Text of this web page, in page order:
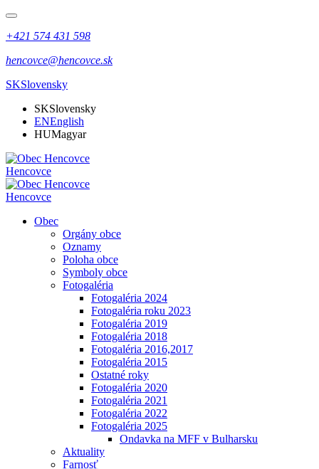
+421 574 431 598
hencovce@hencovce.sk
SKSlovensky
SKSlovensky
ENEnglish
HUMagyar
Hencovce
Hencovce
Obec
Orgány obce
Oznamy
Poloha obce
Symboly obce
Fotogaléria
Fotogaléria 2024
Fotogaléria roku 2023
Fotogaléria 2019
Fotogaléria 2018
Fotogaléria 2016,2017
Fotogaléria 2015
Ostatné roky
Fotogaléria 2020
Fotogaléria 2021
Fotogaléria 2022
Fotogaléria 2025
Ondavka na MFF v Bulharsku
Aktuality
Farnosť